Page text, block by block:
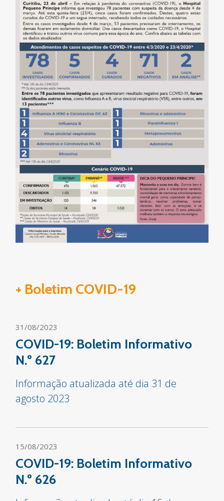
+ Boletim COVID-19
31/08/2023
COVID-19: Boletim Informativo
N.º 627
Informação atualizada até dia 31 de
agosto 2023
15/08/2023
COVID-19: Boletim Informativo
N.º 626